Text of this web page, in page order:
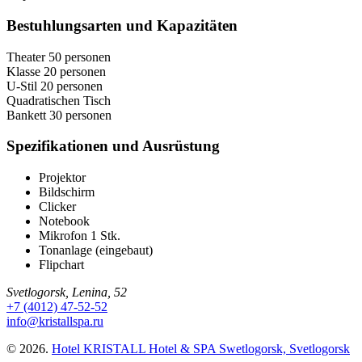
Bestuhlungsarten und Kapazitäten
Theater 50 personen
Klasse 20 personen
U-Stil 20 personen
Quadratischen Tisch
Bankett 30 personen
Spezifikationen und Ausrüstung
Projektor
Bildschirm
Clicker
Notebook
Mikrofon 1 Stk.
Tonanlage (eingebaut)
Flipchart
Svetlogorsk, Lenina, 52
+7 (4012) 47-52-52
info@kristallspa.ru
© 2026. Hotel KRISTALL Hotel & SPA Swetlogorsk, Svetlogorsk